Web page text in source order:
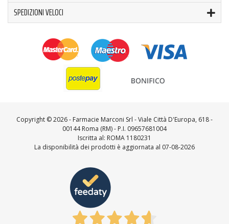
SPEDIZIONI VELOCI
Copyright ©2026 - Farmacie Marconi Srl - Viale Città D'Europa, 618 -
00144 Roma (RM) - P.I. 09657681004
Iscritta al: ROMA 1180231
La disponibilità dei prodotti è aggiornata al 07-08-2026